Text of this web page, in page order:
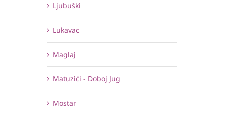
Ljubuški
Lukavac
Maglaj
Matuzići - Doboj Jug
Mostar